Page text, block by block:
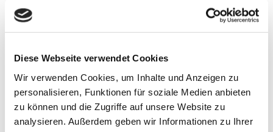
Diese Webseite verwendet Cookies
Wir verwenden Cookies, um Inhalte und Anzeigen zu
personalisieren, Funktionen für soziale Medien anbieten
zu können und die Zugriffe auf unsere Website zu
analysieren. Außerdem geben wir Informationen zu Ihrer
bewältigen auch anspruchsvolle Aufgaben, wie
beispielsweise digitale Aufmaße von Bestandsbauten,
Abbund
Unsere Abbundarbeiten zeichnen sich durch Präzision